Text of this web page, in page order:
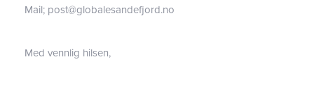
Mail; post@globalesandefjord.no
Med vennlig hilsen,